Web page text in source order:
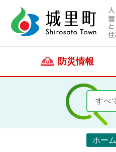
防災情報
ホーム